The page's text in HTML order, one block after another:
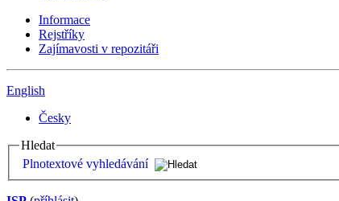
Informace
Rejstříky
Zajímavosti v repozitáři
English
Česky
Hledat
Plnotextové vyhledávání